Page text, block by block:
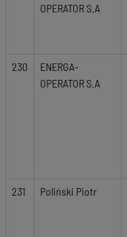
OPERATOR S.A
230
ENERGA-
OPERATOR S.A
231 Poliński Piotr